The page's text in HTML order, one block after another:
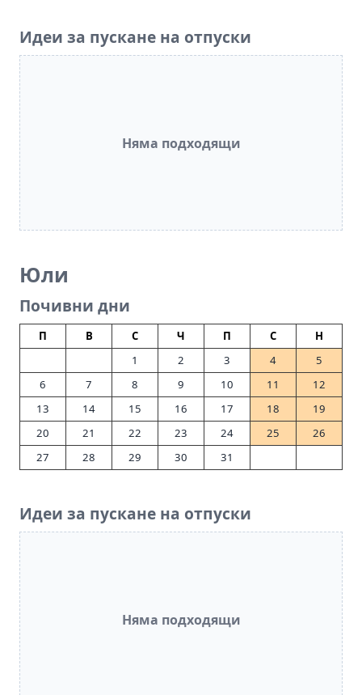
Идеи за пускане на отпуски
Няма подходящи
Юли
Почивни дни
П В С Ч П С
Н
1
2 3 4
5
6
7 8 9 10 11
12
13
14 15 16 17 18
19
20
21 22 23 24 25
26
27
28 29 30 31
Идеи за пускане на отпуски
Няма подходящи